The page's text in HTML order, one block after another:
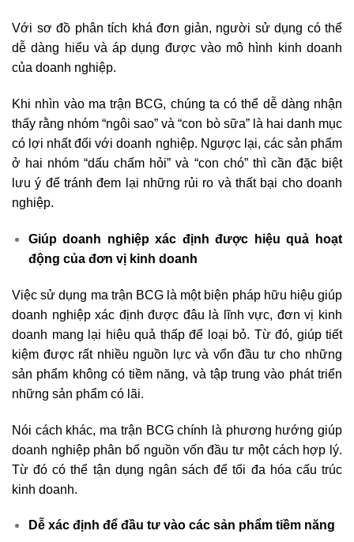
Với sơ đồ phân tích khá đơn giản, người sử dụng có thể
dễ dàng hiểu và áp dụng được vào mô hình kinh doanh
của doanh nghiệp.
Khi nhìn vào ma trận BCG, chúng ta có thể dễ dàng nhận
thấy rằng nhóm “ngôi sao” và “con bò sữa” là hai danh mục
có lợi nhất đối với doanh nghiệp. Ngược lại, các sản phẩm
ở hai nhóm “dấu chấm hỏi” và “con chó” thì cần đặc biệt
lưu ý để tránh đem lại những rủi ro và thất bại cho doanh
nghiệp.
Giúp doanh nghiệp xác định được hiệu quả hoạt
động của đơn vị kinh doanh
Việc sử dụng ma trận BCG là một biện pháp hữu hiệu giúp
doanh nghiệp xác định được đâu là lĩnh vực, đơn vị kinh
doanh mang lại hiệu quả thấp để loại bỏ. Từ đó, giúp tiết
kiệm được rất nhiều nguồn lực và vốn đầu tư cho những
sản phẩm không có tiềm năng, và tập trung vào phát triển
những sản phẩm có lãi.
Nói cách khác, ma trận BCG chính là phương hướng giúp
doanh nghiệp phân bổ nguồn vốn đầu tư một cách hợp lý.
Từ đó có thể tận dụng ngân sách để tối đa hóa cấu trúc
kinh doanh.
Dễ xác định để đầu tư vào các sản phẩm tiềm năng